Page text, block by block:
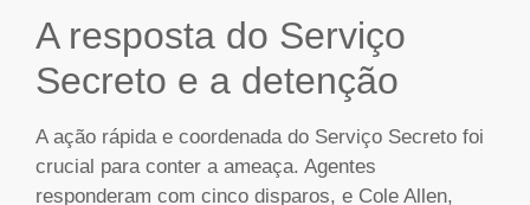
A resposta do Serviço
Secreto e a detenção
A ação rápida e coordenada do Serviço Secreto foi
crucial para conter a ameaça. Agentes
responderam com cinco disparos, e Cole Allen,